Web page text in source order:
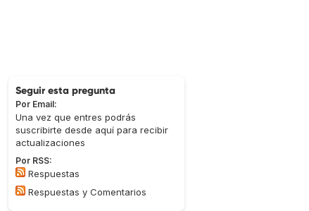
Seguir esta pregunta
Por Email:
Una vez que entres podrás
suscribirte desde aquí para recibir
actualizaciones
Por RSS:
Respuestas
Respuestas y Comentarios